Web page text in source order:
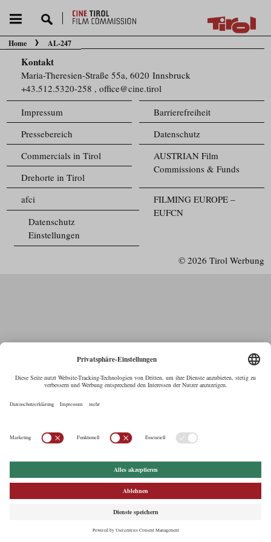
Sie befinden sich hier:
Home AL-247
Kontakt
Maria-Theresien-Straße 55a, 6020 Innsbruck
+43.512.5320-258 ,office@cine.tirol
Impressum
Barrierefreiheit
Pressebereich
Datenschutz
Commercials in Tirol
AUSTRIAN Film
Commissions & Funds
Drehorte in Tirol
FILMING EUROPE –
EUFCN
afci
Datenschutz
Einstellungen
© 2026 Tirol Werbung